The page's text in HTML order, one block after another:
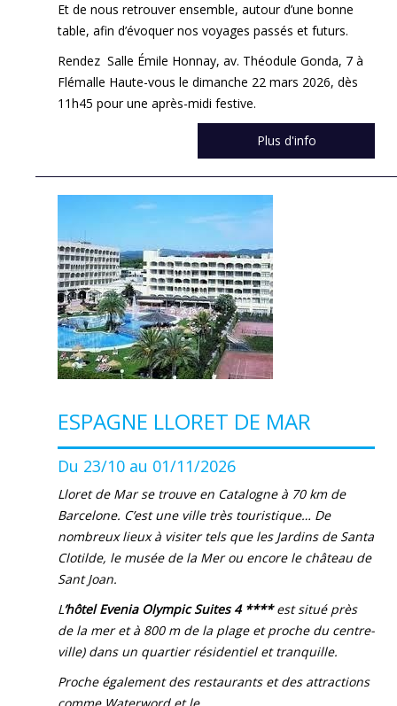
Et de nous retrouver ensemble, autour d’une bonne
table, afin d’évoquer nos voyages passés et futurs.
Rendez Salle Émile Honnay, av. Théodule Gonda, 7 à
Flémalle Haute-vous le dimanche 22 mars 2026, dès
11h45 pour une après-midi festive.
Plus d'info
ESPAGNE LLORET DE MAR
Du 23/10 au 01/11/2026
Lloret de Mar se trouve en Catalogne à 70 km de
Barcelone. C’est une ville très touristique… De
nombreux lieux à visiter tels que les Jardins de Santa
Clotilde, le musée de la Mer ou encore le château de
Sant Joan.
L’hôtel Evenia Olympic Suites 4 ****est situé près
de la mer et à 800 m de la plage et proche du centre-
ville) dans un quartier résidentiel et tranquille.
Proche également des restaurants et des attractions